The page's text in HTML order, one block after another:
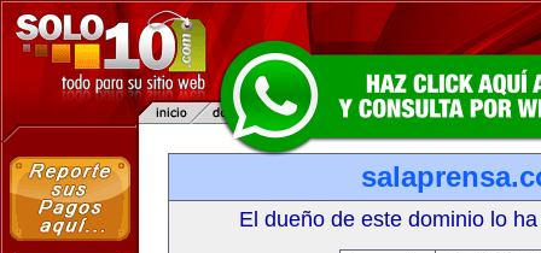
El dueño de este dominio lo